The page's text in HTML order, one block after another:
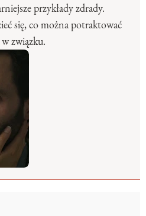
przykłady zdrady.
się, co można potraktować
związku.